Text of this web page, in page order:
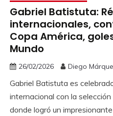
Gabriel Batistuta:
internacionales,
Copa América,
Mundo
26/02/2026 Diego
Gabriel Batistuta es
internacional con la
donde logró un